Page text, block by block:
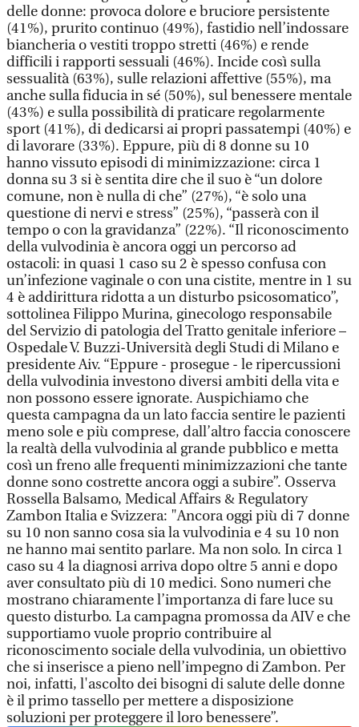
delle donne: provoca dolore e bruciore persistente
(41%), prurito continuo (49%), fastidio nell’indossare
biancheria o vestiti troppo stretti (46%) e rende
difficili i rapporti sessuali (46%). Incide così sulla
sessualità (63%), sulle relazioni affettive (55%), ma
anche sulla fiducia in sé (50%), sul benessere mentale
(43%) e sulla possibilità di praticare regolarmente
sport (41%), di dedicarsi ai propri passatempi (40%) e
di lavorare (33%). Eppure, più di 8 donne su 10
hanno vissuto episodi di minimizzazione: circa 1
donna su 3 si è sentita dire che il suo è “un dolore
comune, non è nulla di che” (27%), “è solo una
questione di nervi e stress” (25%), “passerà con il
tempo o con la gravidanza” (22%). “Il riconoscimento
della vulvodinia è ancora oggi un percorso ad
ostacoli: in quasi 1 caso su 2 è spesso confusa con
un’infezione vaginale o con una cistite, mentre in 1 su
4 è addirittura ridotta a un disturbo psicosomatico”,
sottolinea Filippo Murina, ginecologo responsabile
del Servizio di patologia del Tratto genitale inferiore –
Ospedale V. Buzzi-Università degli Studi di Milano e
presidente Aiv. “Eppure - prosegue - le ripercussioni
della vulvodinia investono diversi ambiti della vita e
non possono essere ignorate. Auspichiamo che
questa campagna da un lato faccia sentire le pazienti
meno sole e più comprese, dall’altro faccia conoscere
la realtà della vulvodinia al grande pubblico e metta
così un freno alle frequenti minimizzazioni che tante
donne sono costrette ancora oggi a subire”. Osserva
Rossella Balsamo, Medical Affairs & Regulatory
Zambon Italia e Svizzera: "Ancora oggi più di 7 donne
su 10 non sanno cosa sia la vulvodinia e 4 su 10 non
ne hanno mai sentito parlare. Ma non solo. In circa 1
caso su 4 la diagnosi arriva dopo oltre 5 anni e dopo
aver consultato più di 10 medici. Sono numeri che
mostrano chiaramente l’importanza di fare luce su
questo disturbo. La campagna promossa da AIV e che
supportiamo vuole proprio contribuire al
riconoscimento sociale della vulvodinia, un obiettivo
che si inserisce a pieno nell’impegno di Zambon. Per
noi, infatti, l'ascolto dei bisogni di salute delle donne
è il primo tassello per mettere a disposizione
soluzioni per proteggere il loro benessere”.